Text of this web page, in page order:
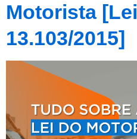
Motorista [Lei
13.103/2015]